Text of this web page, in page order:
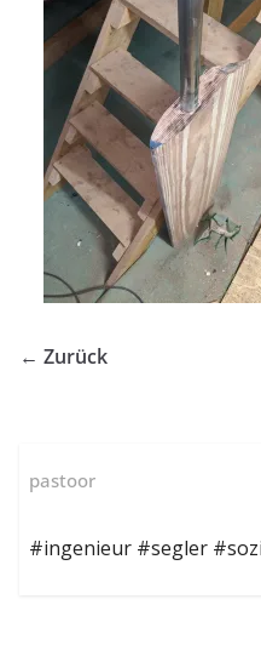
← Zurück
pastoor
#ingenieur #segler